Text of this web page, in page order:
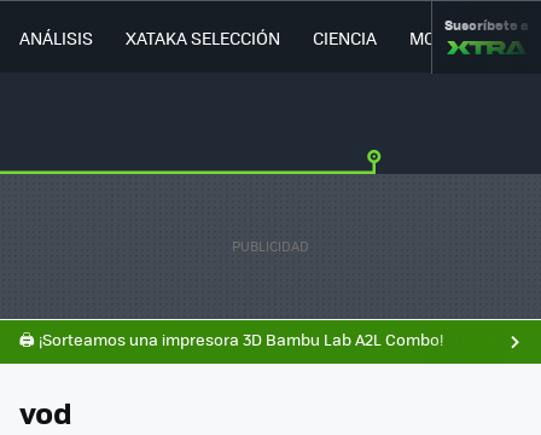
ANÁLISIS XATAKA SELECCIÓN CIENCIA MOVILIDAD
Suscríbete a
🖨️ ¡Sorteamos una impresora 3D Bambu Lab A2L Combo!
vod